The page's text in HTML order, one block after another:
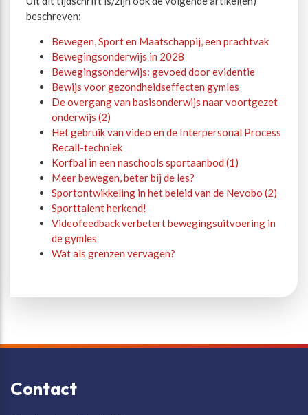
beschreven:
Bewegen, Sport en Maatschappij, een prachtvak
Bewegingsonderwijs in 2028
Bewegingsonderwijs: gevoed door evidentie
Bewijs voor gezondheidseffecten gymles
De overgang van basisonderwijs naar voortgezet
onderwijs (2)
Het gebruik van video en de Interpersonal Process
Recall-techniek
Korfbal in een naschools sportaanbod (1)
Meer bewegen, beter bij de les?
Sportontwikkeling in het beleid van de Nevobo (2)
Sporttalent herkend!
Videofeedback verbetert bewegingsuitvoering in
de gymles
Wat als grenzen vervagen?
Contact